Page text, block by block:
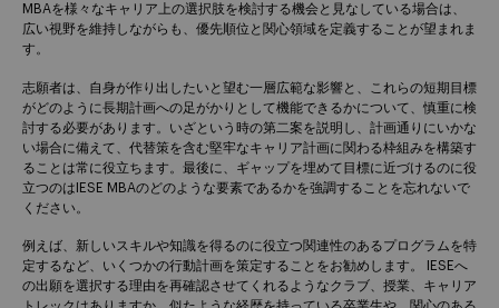
MBAを様々なキャリア上の選択肢を検討する機会と見なしている場合は、
広い視野を維持しながらも、優先順位と関心領域を定義することが望まれま
す。
志願者は、自身が作り出したいと望む一層広範な影響と、これらの短期目標
がどのように長期計画への足がかりとして機能できるかについて、慎重に検
討する必要があります。いざという時の第二案を説明し、計画通りにいかな
い場合に備えて、代替策を含む堅牢なキャリア計画に関わる枠組みを構築す
ることは常に役立ちます。最後に、ギャップを埋めて目標に近づけるのに役
立つのはIESE MBAのどのような要素であるかを強調することを忘れないで
ください。
例えば、新しいスキルや知識を得るのに役立つ関連性のあるプログラムを特
定するなど、いくつかの行動計画を策定することをお勧めします。 IESEへ
の出願を選択する理由を再確認させてくれるようなクラブ、授業、キャリア